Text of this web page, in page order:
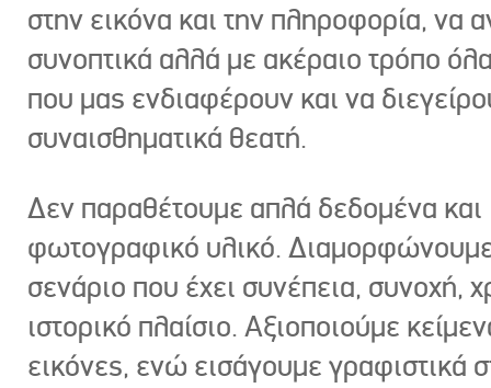
στην εικόνα και την πληροφορία, να
συνοπτικά αλλά με ακέραιο τρόπο
που μας ενδιαφέρουν και να
συναισθηματικά θεατή.
Δεν παραθέτουμε απλά δεδομένα και
φωτογραφικό υλικό.
σενάριο που έχει συνέπεια, συνοχή,
ιστορικό πλαίσιο. Αξιοποιούμε
εικόνες, ενώ εισάγουμε γραφιστικά